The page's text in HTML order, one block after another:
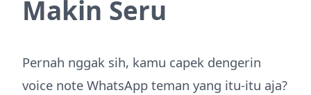
Makin Seru
Pernah nggak sih, kamu capek dengerin
voice note WhatsApp teman yang itu-itu aja?